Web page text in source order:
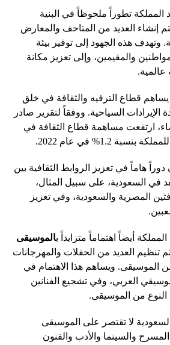
المملكة تطوراً ملحوظاً في البنية
يتم إنشاء العديد من المتاحف والمعارض
وتهدف هذه الجهود إلى توفير بيئة
والمقيمين، وإلى تعزيز مكانة
عالمية.
قطاع الترفيه والثقافة في خلق
السياحية. ووفقاً لتقرير صادر
ارتفعت مساهمة قطاع الثقافة في
1.2% في عام 2022.
هاماً في تعزيز الروابط الثقافية بين
في السعودية، على سبيل المثال،
المصرية والسعودية، وفي تعزيز
أيضاً اهتماماً متزايداً بالموسيقى
تنظيم العديد من الحفلات والمهرجانات
من الموسيقى. ويساهم هذا الاهتمام في
العربي، وفي تشجيع الفنانين
النوع من الموسيقى.
لا تقتصر على الموسيقى
والسينما والأدب والفنون